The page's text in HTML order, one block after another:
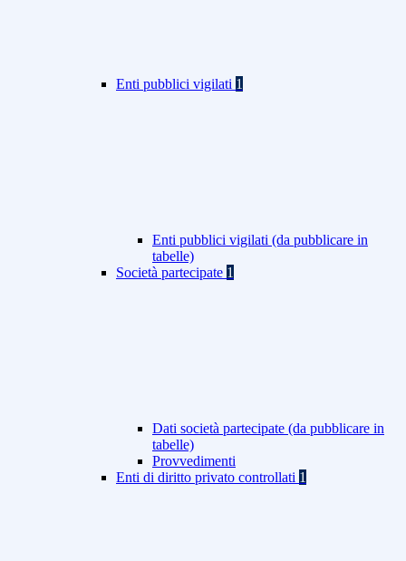
Enti pubblici vigilati 1
Enti pubblici vigilati (da pubblicare in
tabelle)
Società partecipate 1
Dati società partecipate (da pubblicare in
tabelle)
Provvedimenti
Enti di diritto privato controllati 1